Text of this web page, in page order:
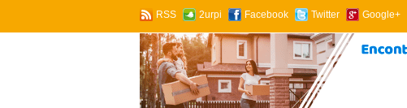
RSS 2urpi Facebook Twitter Google+